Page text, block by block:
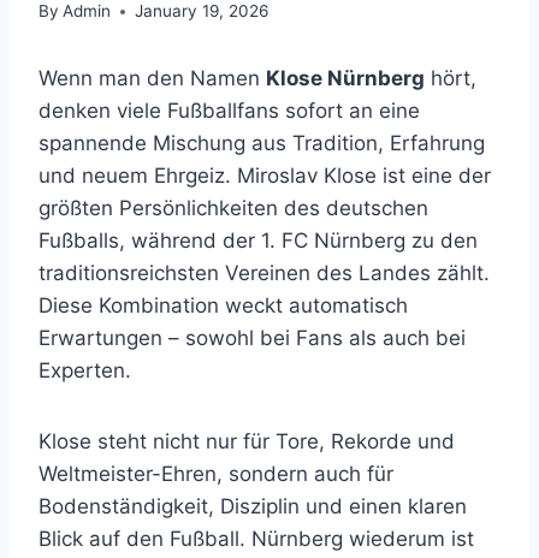
By Admin January 19, 2026
Wenn man den Namen Klose Nürnberg hört,
denken viele Fußballfans sofort an eine
spannende Mischung aus Tradition, Erfahrung
und neuem Ehrgeiz. Miroslav Klose ist eine der
größten Persönlichkeiten des deutschen
Fußballs, während der 1. FC Nürnberg zu den
traditionsreichsten Vereinen des Landes zählt.
Diese Kombination weckt automatisch
Erwartungen – sowohl bei Fans als auch bei
Experten.
Klose steht nicht nur für Tore, Rekorde und
Weltmeister-Ehren, sondern auch für
Bodenständigkeit, Disziplin und einen klaren
Blick auf den Fußball. Nürnberg wiederum ist